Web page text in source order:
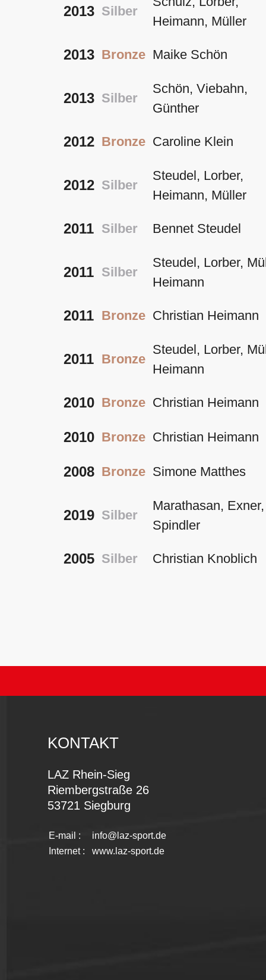
2013 Silber
Heimann, Müller
2013 Bronze Maike Schön
2013 Silber
Schön, Viebahn,
Günther
2012 Bronze Caroline Klein
2012 Silber
Steudel, Lorber,
Heimann, Müller
2011 Silber Bennet Steudel
2011 Silber
Steudel, Lorber,
Heimann
2011 Bronze Christian Heimann
2011 Bronze
Steudel, Lorber,
Heimann
2010 Bronze Christian Heimann
2010 Bronze Christian Heimann
2008 Bronze Simone Matthes
2019 Silber
Marathasan, Exner,
Spindler
2005 Silber Christian Knoblich
KONTAKT
LAZ Rhein-Sieg
Riembergstraße 26
53721 Siegburg
E-mail :
info@laz-sport.de
Internet :
www.laz-sport.de